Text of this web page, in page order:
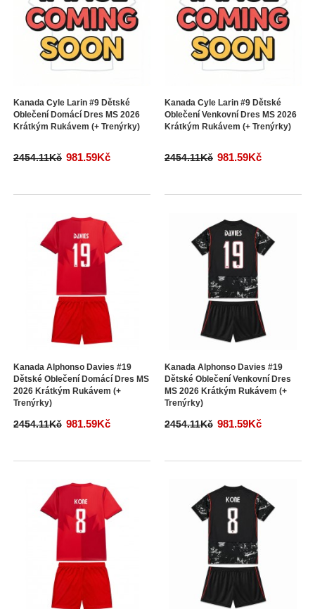
Kanada Cyle Larin #9 Dětské
Oblečení Domácí Dres MS 2026
Krátkým Rukávem (+ Trenýrky)
2454.11Kč 981.59Kč
Kanada Cyle Larin #9 Dětské
Oblečení Venkovní Dres MS 2026
Krátkým Rukávem (+ Trenýrky)
2454.11Kč 981.59Kč
Kanada Alphonso Davies #19
Dětské Oblečení Domácí Dres MS
2026 Krátkým Rukávem (+
Trenýrky)
2454.11Kč 981.59Kč
Kanada Alphonso Davies #19
Dětské Oblečení Venkovní Dres
MS 2026 Krátkým Rukávem (+
Trenýrky)
2454.11Kč 981.59Kč